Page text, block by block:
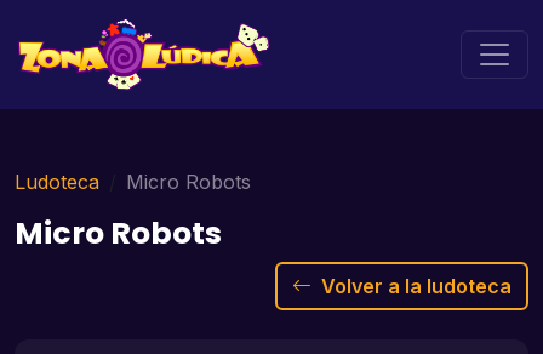
Ludoteca Micro Robots
Micro Robots
Volver a la ludoteca